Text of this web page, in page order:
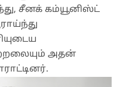
சீனக் கம்யூனிஸ்ட்
அதன்